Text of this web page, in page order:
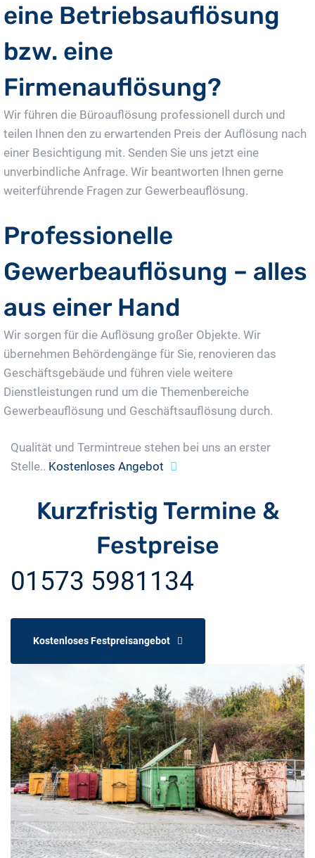
eine Betriebsauflösung
bzw. eine
Firmenauflösung?
Wir führen die Büroauflösung professionell durch und
teilen Ihnen den zu erwartenden Preis der Auflösung nach
einer Besichtigung mit. Senden Sie uns jetzt eine
unverbindliche Anfrage. Wir beantworten Ihnen gerne
weiterführende Fragen zur Gewerbeauflösung.
Professionelle
Gewerbeauflösung – alles
aus einer Hand
Wir sorgen für die Auflösung großer Objekte. Wir
übernehmen Behördengänge für Sie, renovieren das
Geschäftsgebäude und führen viele weitere
Dienstleistungen rund um die Themenbereiche
Gewerbeauflösung und Geschäftsauflösung durch.
Qualität und Termintreue stehen bei uns an erster
Stelle.. Kostenloses Angebot
Kurzfristig Termine &
Festpreise
01573 5981134
Kostenloses Festpreisangebot